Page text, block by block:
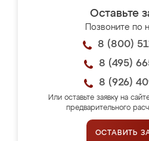
Оставьте
Позвоните по
8 (800)
8 (495)
8 (926)
Или оставьте заявку на
предварительного
ОСТАВИТЬ